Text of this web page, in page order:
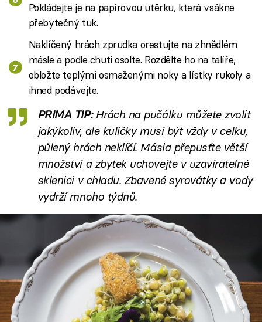
Pokládejte je na papírovou utěrku, která vsákne
přebytečný tuk.
Naklíčený hrách zprudka orestujte na zhnědlém
másle a podle chuti osolte. Rozdělte ho na talíře,
obložte teplými osmaženými noky a lístky rukoly a
ihned podávejte.
PRIMA TIP:Hrách na pučálku můžete zvolit
jakýkoliv, ale kuličky musí být vždy v celku,
půlený hrách neklíčí. Másla přepusťte větší
množství a zbytek uchovejte v uzavíratelné
sklenici v chladu. Zbavené syrovátky a vody
vydrží mnoho týdnů.